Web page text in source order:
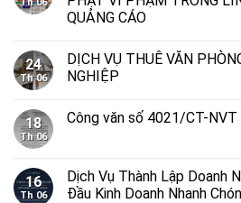
QUẢNG CÁO
24
Th 06
DỊCH VỤ THUÊ VĂN
NGHIỆP
18
Th 06
Công văn số 4021/CT-
16
Th 06
Dịch Vụ Thành Lập Doanh
Đầu Kinh Doanh Nhanh